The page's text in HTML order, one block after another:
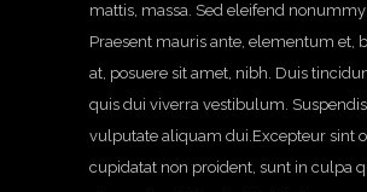
mattis, massa. Sed eleifend
Praesent mauris ante, elementum et,
at, posuere sit amet, nibh. Duis
quis dui viverra vestibulum.
vulputate aliquam dui.Excepteur sint
cupidatat non proident, sunt in culpa